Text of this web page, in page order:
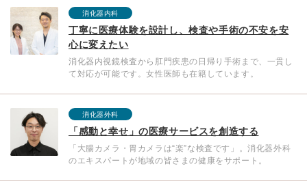
消化器内科
丁寧に医療体験を設計し、検査や手術の不安を安
心に変えたい
消化器内視鏡検査から肛門疾患の日帰り手術まで、一貫し
て対応が可能です。女性医師も在籍しています。
消化器外科
「感動と幸せ」の医療サービスを創造する
「大腸カメラ・胃カメラは“楽”な検査です」。消化器外科
のエキスパートが地域の皆さまの健康をサポート。